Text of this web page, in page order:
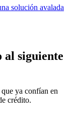
solución avalada
al siguiente
ya confían en
crédito.